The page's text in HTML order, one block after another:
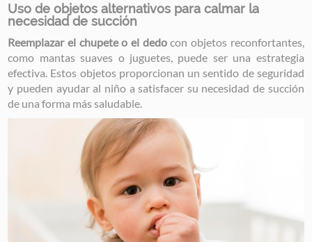
Uso de objetos alternativos para calmar la
necesidad de succión
Reemplazar el chupete o el dedocon objetos reconfortantes,
como mantas suaves o juguetes, puede ser una estrategia
efectiva. Estos objetos proporcionan un sentido de seguridad
y pueden ayudar al niño a satisfacer su necesidad de succión
de una forma más saludable.